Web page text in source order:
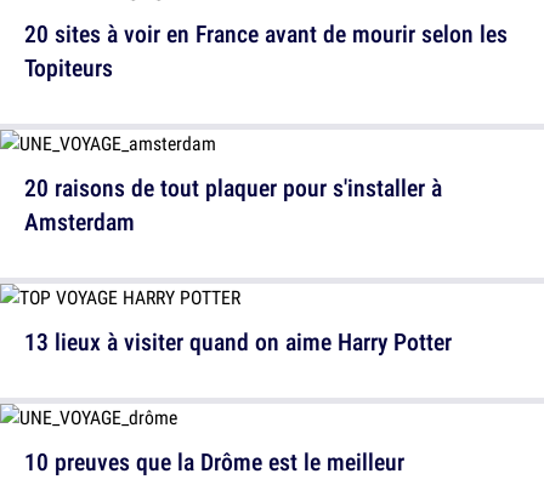
20 sites à voir en France avant de mourir selon les
Topiteurs
13 lieux à visiter quand on aime Harry Potter
20 raisons de tout plaquer pour s'installer à
Amsterdam
10 preuves que la Drôme est le meilleur